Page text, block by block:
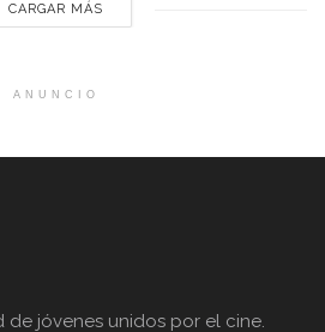
CARGAR MÁS
ANUNCIO
de jóvenes unidos por el cine.